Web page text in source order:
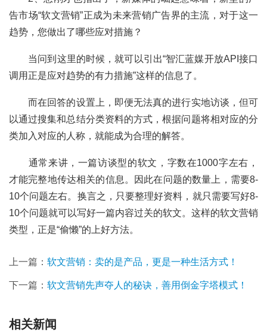
告市场“软文营销”正成为未来营销广告界的主流，对于这一
趋势，您做出了哪些应对措施？
调用正是应对趋势的有力措施”这样的信息了。
	而在回答的设置上，即便无法真的进行实地访谈，但可
以通过搜集和总结分类资料的方式，根据问题将相对应的分
类加入对应的人称，就能成为合理的解答。
才能完整地传达相关的信息。因此在问题的数量上，需要8-
10个问题左右。换言之，只要整理好资料，就只需要写好8-
10个问题就可以写好一篇内容过关的软文。这样的软文营销
类型，正是“偷懒”的上好方法。
上一篇： 软文营销：卖的是产品，更是一种生活方式！
下一篇： 软文营销先声夺人的秘诀，善用倒金字塔模式！
相关新闻